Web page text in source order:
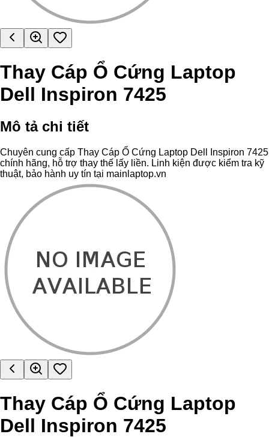
Thay Cáp Ổ Cứng Laptop
Dell Inspiron 7425
Mô tả chi tiết
Chuyên cung cấp Thay Cáp Ổ Cứng Laptop Dell Inspiron 7425
chính hãng, hỗ trợ thay thế lấy liền. Linh kiện được kiểm tra kỹ
thuật, bảo hành uy tín tại mainlaptop.vn
Thay Cáp Ổ Cứng Laptop
Dell Inspiron 7425